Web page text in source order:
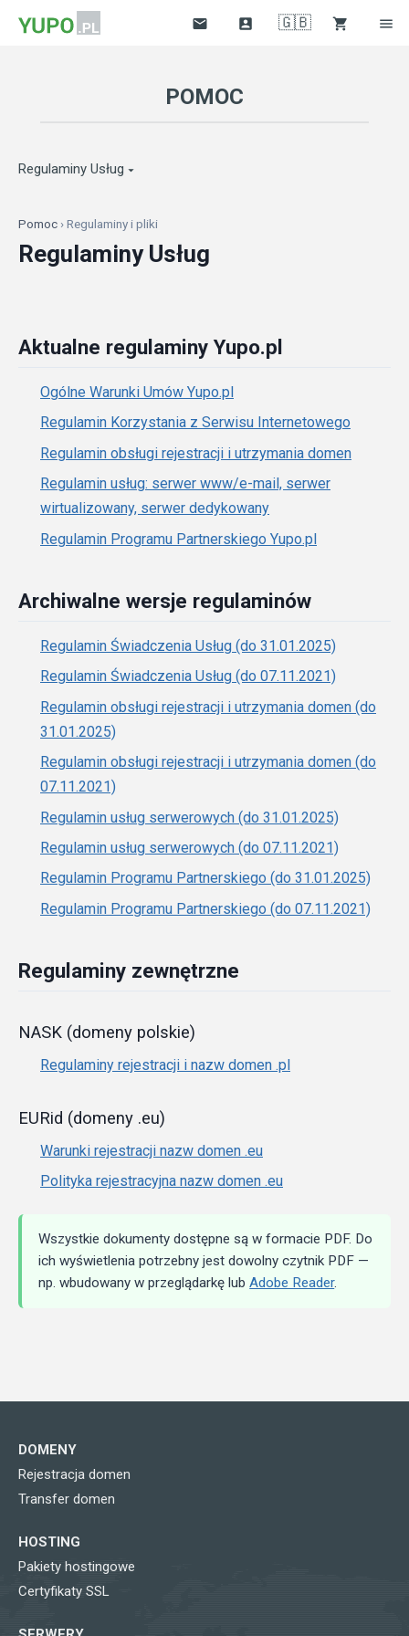
  🇬🇧  
POMOC
Regulaminy Usług 
Pomoc › Regulaminy i pliki
Regulaminy Usług
Aktualne regulaminy Yupo.pl
Ogólne Warunki Umów Yupo.pl
Regulamin Korzystania z Serwisu Internetowego
Regulamin obsługi rejestracji i utrzymania domen
Regulamin usług: serwer www/e-mail, serwer
wirtualizowany, serwer dedykowany
Regulamin Programu Partnerskiego Yupo.pl
Archiwalne wersje regulaminów
Regulamin Świadczenia Usług (do 31.01.2025)
Regulamin Świadczenia Usług (do 07.11.2021)
Regulamin obsługi rejestracji i utrzymania domen (do
31.01.2025)
Regulamin obsługi rejestracji i utrzymania domen (do
07.11.2021)
Regulamin usług serwerowych (do 31.01.2025)
Regulamin usług serwerowych (do 07.11.2021)
Regulamin Programu Partnerskiego (do 31.01.2025)
Regulamin Programu Partnerskiego (do 07.11.2021)
Regulaminy zewnętrzne
NASK (domeny polskie)
Regulaminy rejestracji i nazw domen .pl
EURid (domeny .eu)
Warunki rejestracji nazw domen .eu
Polityka rejestracyjna nazw domen .eu
Wszystkie dokumenty dostępne są w formacie PDF. Do
ich wyświetlenia potrzebny jest dowolny czytnik PDF —
np. wbudowany w przeglądarkę lubAdobe Reader.
DOMENY
Rejestracja domen
Transfer domen
HOSTING
Pakiety hostingowe
Certyfikaty SSL